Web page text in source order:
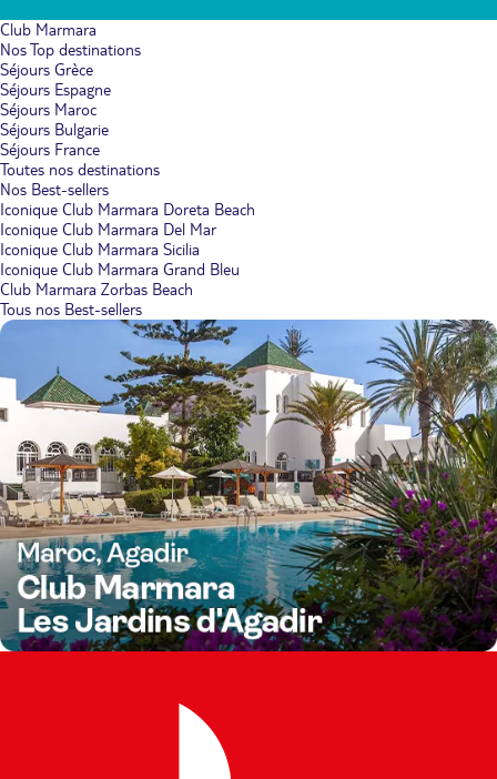
Club Marmara
Nos Top destinations
Séjours Grèce
Séjours Espagne
Séjours Maroc
Séjours Bulgarie
Séjours France
Toutes nos destinations
Nos Best-sellers
Iconique Club Marmara Doreta Beach
Iconique Club Marmara Del Mar
Iconique Club Marmara Sicilia
Iconique Club Marmara Grand Bleu
Club Marmara Zorbas Beach
Tous nos Best-sellers